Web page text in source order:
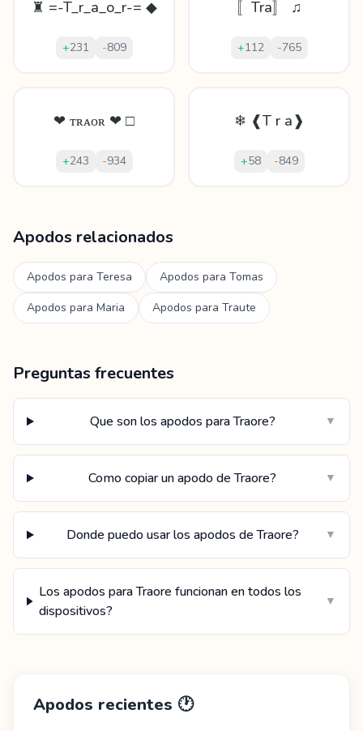
♜ =-T_r_a_o_r-= ◆
+231 -809
〚Tra〛 ♫
+112 -765
❤ ᴛʀᴀᴏʀ ❤ □
+243 -934
❄ ❰T r a❱
+58 -849
Apodos relacionados
Apodos para Teresa Apodos para Tomas
Apodos para Maria Apodos para Traute
Preguntas frecuentes
Que son los apodos para Traore? ▼
Como copiar un apodo de Traore? ▼
Donde puedo usar los apodos de Traore? ▼
Los apodos para Traore funcionan en todos los
dispositivos?
▼
Apodos recientes 🕐